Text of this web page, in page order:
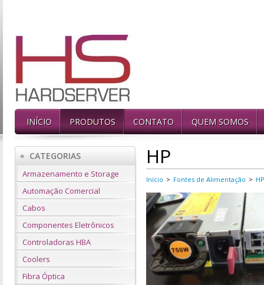
INÍCIO PRODUTOS CONTATO QUEM SOMOS
CATEGORIAS
Armazenamento e Storage
Automação Comercial
Cabos
Componentes Eletrônicos
Controladoras HBA
Coolers
Fibra Óptica
HP
Início > Fontes de Alimentação > HP